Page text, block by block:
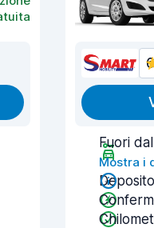
Fuori
Mostra i